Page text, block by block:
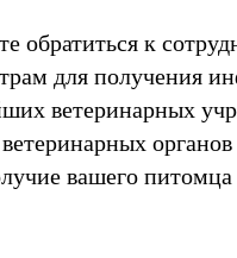
к
для получения
ветеринарных
вашего